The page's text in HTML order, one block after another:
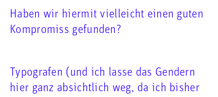
Haben wir hiermit vielleicht einen guten
Kompromiss gefunden?
Typografen (und ich lasse das Gendern
hier ganz absichtlich weg, da ich bisher